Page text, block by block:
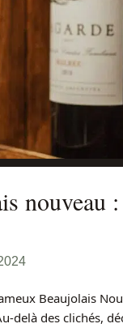
nouveau
Beaujolais
delà des clichés,